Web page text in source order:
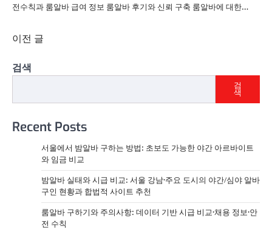
전수칙과 룸알바 급여 정보 룸알바 후기와 신뢰 구축 룸알바에 대한…
글
탐
색
이전 글
검색
검
색
Recent Posts
서울에서 밤알바 구하는 방법: 초보도 가능한 야간 아르바이트
와 임금 비교
밤알바 실태와 시급 비교: 서울 강남·주요 도시의 야간/심야 알바
구인 현황과 합법적 사이트 추천
룸알바 구하기와 주의사항: 데이터 기반 시급 비교·채용 정보·안
전 수칙